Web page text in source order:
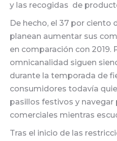
y las recogidas de
De hecho, el 37 por ciento
planean aumentar sus
en comparación con 2019.
omnicanalidad siguen
durante la temporada de
consumidores todavía
pasillos festivos y navegar
comerciales mientras
Tras el inicio de las